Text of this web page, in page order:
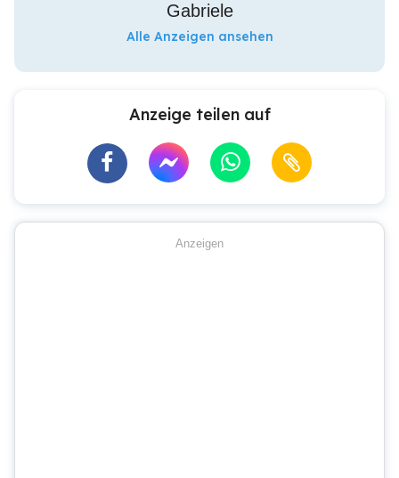
Gabriele
Alle Anzeigen ansehen
Anzeige teilen auf
Anzeigen